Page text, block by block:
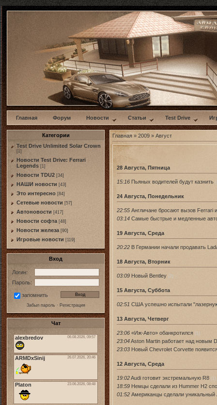
w
Главная Форум Новости Статьи Test Drive
Категории
Test Drive Unlimited Solar Crown
[1]
Новости Test Drive: Ferrari
Legends [1]
Новости TDU2 [34]
НАШИ новости [43]
Это интересно [84]
Сетевые новости [57]
Автоновости [417]
Новости софта [48]
Новоcти железа [90]
Игровые новости [119]
Вход
Логин:
Пароль:
запомнить
Забыл пароль· Регистрация
Чат
Главная » 2009 » Август
28 Августа, Пятница
15:16 Пьяных водителей будут казнить
24 Августа, Понедельник
22:55 Англичане бросают вызов Ferrari
03:14 Самые быстрые и медленные
19 Августа, Среда
20:22 В Германии начали продавать
18 Августа, Вторник
03:09 Новый Bentley (2)
15 Августа, Суббота
02:51 США успешно испытали
13 Августа, Четверг
23:06 «Иж-Авто» обанкротился (1)
23:04Aston Martin работает над новым
23:03 Новый Chevrolet Corvette
12 Августа, Среда
19:02Audi готовит экстремальную R8 (1)
18:59 Немцы сделали из Hummer H2
01:52 Американцы сделали уникальный